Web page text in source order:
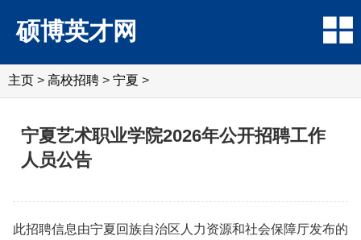
硕博英才网
主页 > 高校招聘 > 宁夏 >
宁夏艺术职业学院2026年公开招聘工作
人员公告
此招聘信息由宁夏回族自治区人力资源和社会保障厅发布的